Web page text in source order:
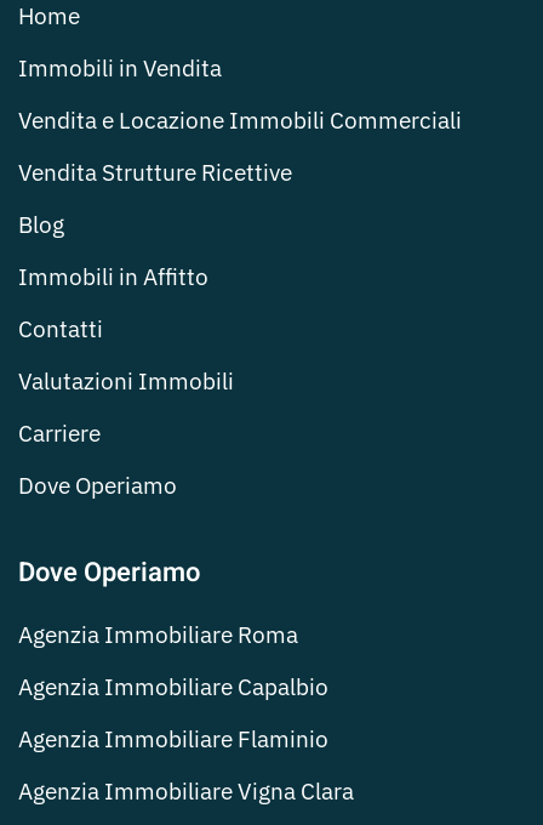
Home
Immobili in Vendita
Vendita e Locazione Immobili Commerciali
Vendita Strutture Ricettive
Blog
Immobili in Affitto
Contatti
Valutazioni Immobili
Carriere
Dove Operiamo
Dove Operiamo
Agenzia Immobiliare Roma
Agenzia Immobiliare Capalbio
Agenzia Immobiliare Flaminio
Agenzia Immobiliare Vigna Clara